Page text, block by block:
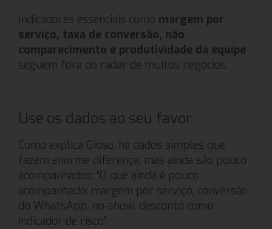
Indicadores essenciais como margem por
serviço, taxa de conversão, não
comparecimento e produtividade da equipe
seguem fora do radar de muitos negócios.
Use os dados ao seu favor
Como explica Gioso, há dados simples que
fazem enorme diferença, mas ainda são pouco
acompanhados: “O que ainda é pouco
acompanhado: margem por serviço, conversão
do WhatsApp, no-show, desconto como
indicador de risco”.